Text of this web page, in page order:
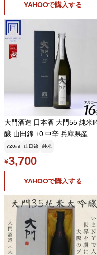
YAHOOで購入する
大門酒造 日本酒 大門55 純米吟
醸 山田錦 ±0 中辛 兵庫県産 精
米歩合55% アルコール18% お
酒 日本酒 贈り物 お礼 酒 ギフ
ト 720ml
720ml 山田錦 純米
¥3,700
YAHOOで購入する